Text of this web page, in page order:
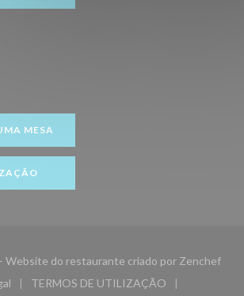
MESA
Website do restaurante criado por Zenchef
numa nova janela))
TERMOS DE UTILIZAÇÃO
((abre numa nova janela))